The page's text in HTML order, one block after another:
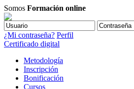
Somos Formación online
¿Mi contraseña? Perfil
Certificado digital
Metodología
Inscripción
Bonificación
Cursos